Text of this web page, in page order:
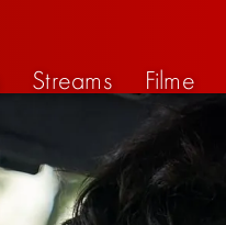
Streams Filme